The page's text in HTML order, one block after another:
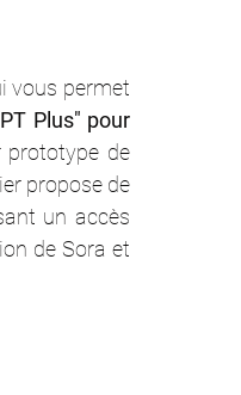
vous permet
Plus" pour
prototype de
propose de
un accès
de Sora et